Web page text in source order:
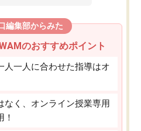
編集部からみた
のおすすめポイント
人一人に合わせた指導はオ
なく、オンライン授業専用